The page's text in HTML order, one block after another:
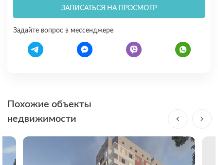
ЗАПИСАТЬСЯ НА ПРОСМОТР
Задайте вопрос в мессенджере
Похожие объекты
недвижимости